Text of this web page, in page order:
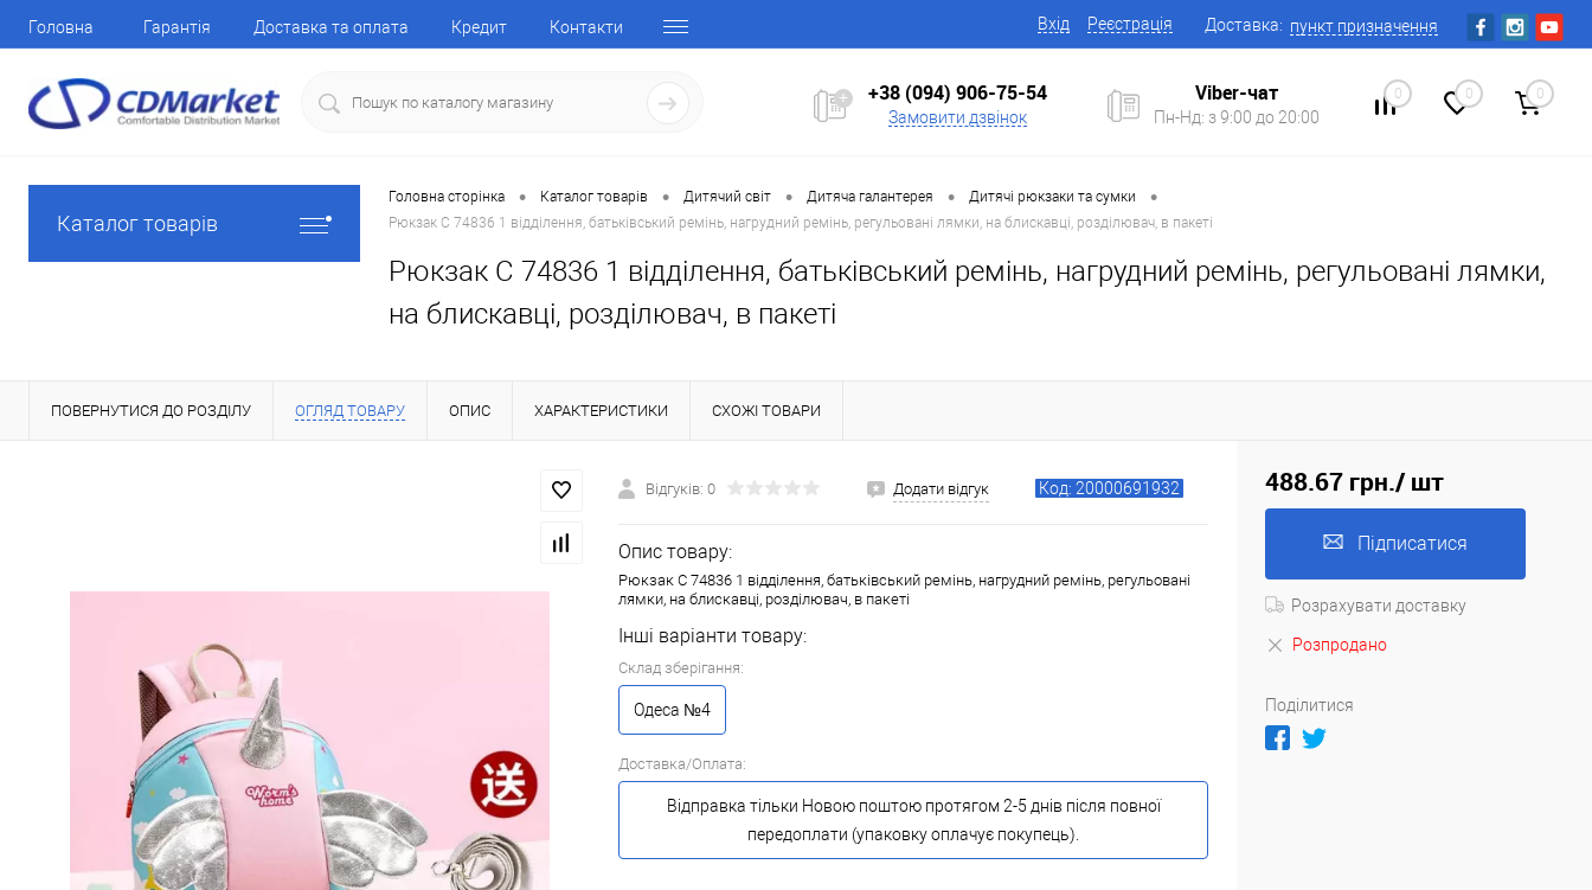
Головна Гарантія Доставка та оплата Кредит Контакти Вхід Реєстрація Доставка: пункт призначення
+38 (094) 906-75-54
Замовити дзвінок
Viber-чат
Пн-Нд: з 9:00 до 20:00
0 0 0
Каталог товарів
Головна сторінка • Каталог товарів • Дитячий світ • Дитяча галантерея • Дитячі рюкзаки та сумки •
Рюкзак C 74836 1 відділення, батьківський ремінь, нагрудний ремінь, регульовані лямки, на блискавці, розділювач, в пакеті
Рюкзак C 74836 1 відділення, батьківський ремінь, нагрудний ремінь, регульовані лямки,
на блискавці, розділювач, в пакеті
ПОВЕРНУТИСЯ ДО РОЗДІЛУ ОГЛЯД ТОВАРУ ОПИС ХАРАКТЕРИСТИКИ СХОЖІ ТОВАРИ
Відгуків: 0 Додати відгук Код: 20000691932
Опис товару:
Рюкзак C 74836 1 відділення, батьківський ремінь, нагрудний ремінь, регульовані
лямки, на блискавці, розділювач, в пакеті
Інші варіанти товару:
Склад зберігання:
Одеса №4
Доставка/Оплата:
Відправка тільки Новою поштою протягом 2-5 днів після повної
передоплати (упаковку оплачує покупець).
488.67 грн./ шт
Підписатися
Розрахувати доставку
Розпродано
Поділитися